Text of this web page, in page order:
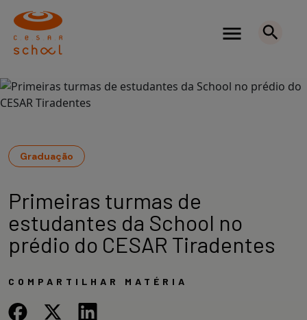
Graduação
Primeiras turmas de
estudantes da School no
prédio do CESAR Tiradentes
COMPARTILHAR MATÉRIA